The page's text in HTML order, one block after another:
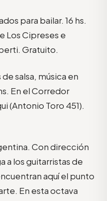
para bailar. 16 hs.
Los Cipreses e
Gratuito.
salsa, música en
En el Corredor
(Antonio Toro 451).
Con dirección
a los guitarristas de
aquí el punto
En esta octava